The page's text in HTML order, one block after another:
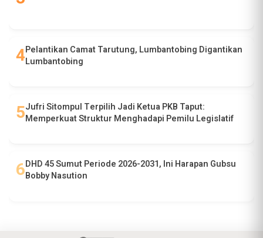
Pelantikan Camat Tarutung, Lumbantobing Digantikan
Lumbantobing
Jufri Sitompul Terpilih Jadi Ketua PKB Taput:
Memperkuat Struktur Menghadapi Pemilu Legislatif
DHD 45 Sumut Periode 2026-2031, Ini Harapan Gubsu
Bobby Nasution